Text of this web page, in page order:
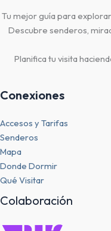
Tu mejor guía para
Descubre senderos,
Planifica tu visita
Conexiones
Accesos y Tarifas
Senderos
Mapa
Donde Dormir
Qué Visitar
Colaboración